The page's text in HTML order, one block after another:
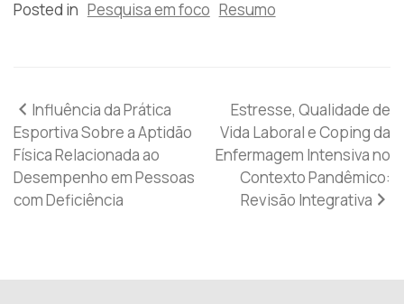
Posted in Pesquisa em foco Resumo
Navegação
de
Post
Influência da Prática
Esportiva Sobre a Aptidão
Física Relacionada ao
Desempenho em Pessoas
com Deficiência
Estresse, Qualidade de
Vida Laboral e Coping da
Enfermagem Intensiva no
Contexto Pandêmico:
Revisão Integrativa